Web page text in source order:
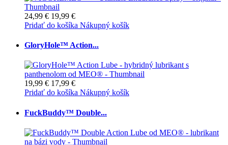
24,99 € 19,99 €
Pridať do košíka Nákupný košík
GloryHole™ Action...
19,99 € 17,99 €
Pridať do košíka Nákupný košík
FuckBuddy™ Double...